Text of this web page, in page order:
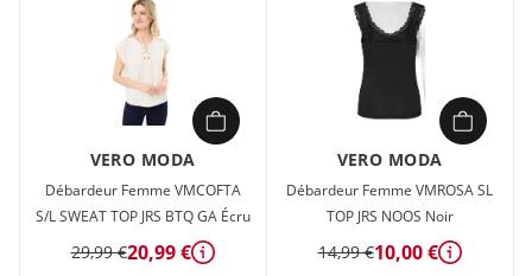
Coupe Regular Fit
Bretelles réglables
Détails en dentelle
Ce top Vero Moda deviendra vite votre indispensable les
jours où vous n'avez pas envie d'une tenue extravagante,
mais que vous souhaitez tout de même rester tendance.
Ajoutez quelques bijoux pour une touche d'éclat ou optez
pour la simplicité avec une veste légère.
VERO MODA
Débardeur Femme VMCOFTA
S/L SWEAT TOP JRS BTQ GA Écru
29,99 €20,99 € Détails
VERO MODA
Débardeur Femme VMROSA SL
TOP JRS NOOS Noir
14,99 €10,00 € Détails